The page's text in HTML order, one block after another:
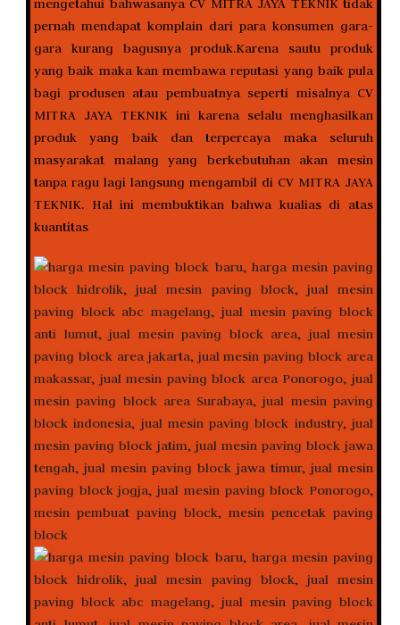
mengetahui bahwasanya CV MITRA JAYA TEKNIK tidak
pernah mendapat komplain dari para konsumen gara-
gara kurang bagusnya produk.Karena sautu produk
yang baik maka kan membawa reputasi yang baik pula
bagi produsen atau pembuatnya seperti misalnya CV
MITRA JAYA TEKNIK ini karena selalu menghasilkan
produk yang baik dan terpercaya maka seluruh
masyarakat malang yang berkebutuhan akan mesin
tanpa ragu lagi langsung mengambil di CV MITRA JAYA
TEKNIK. Hal ini membuktikan bahwa kualias di atas
kuantitas